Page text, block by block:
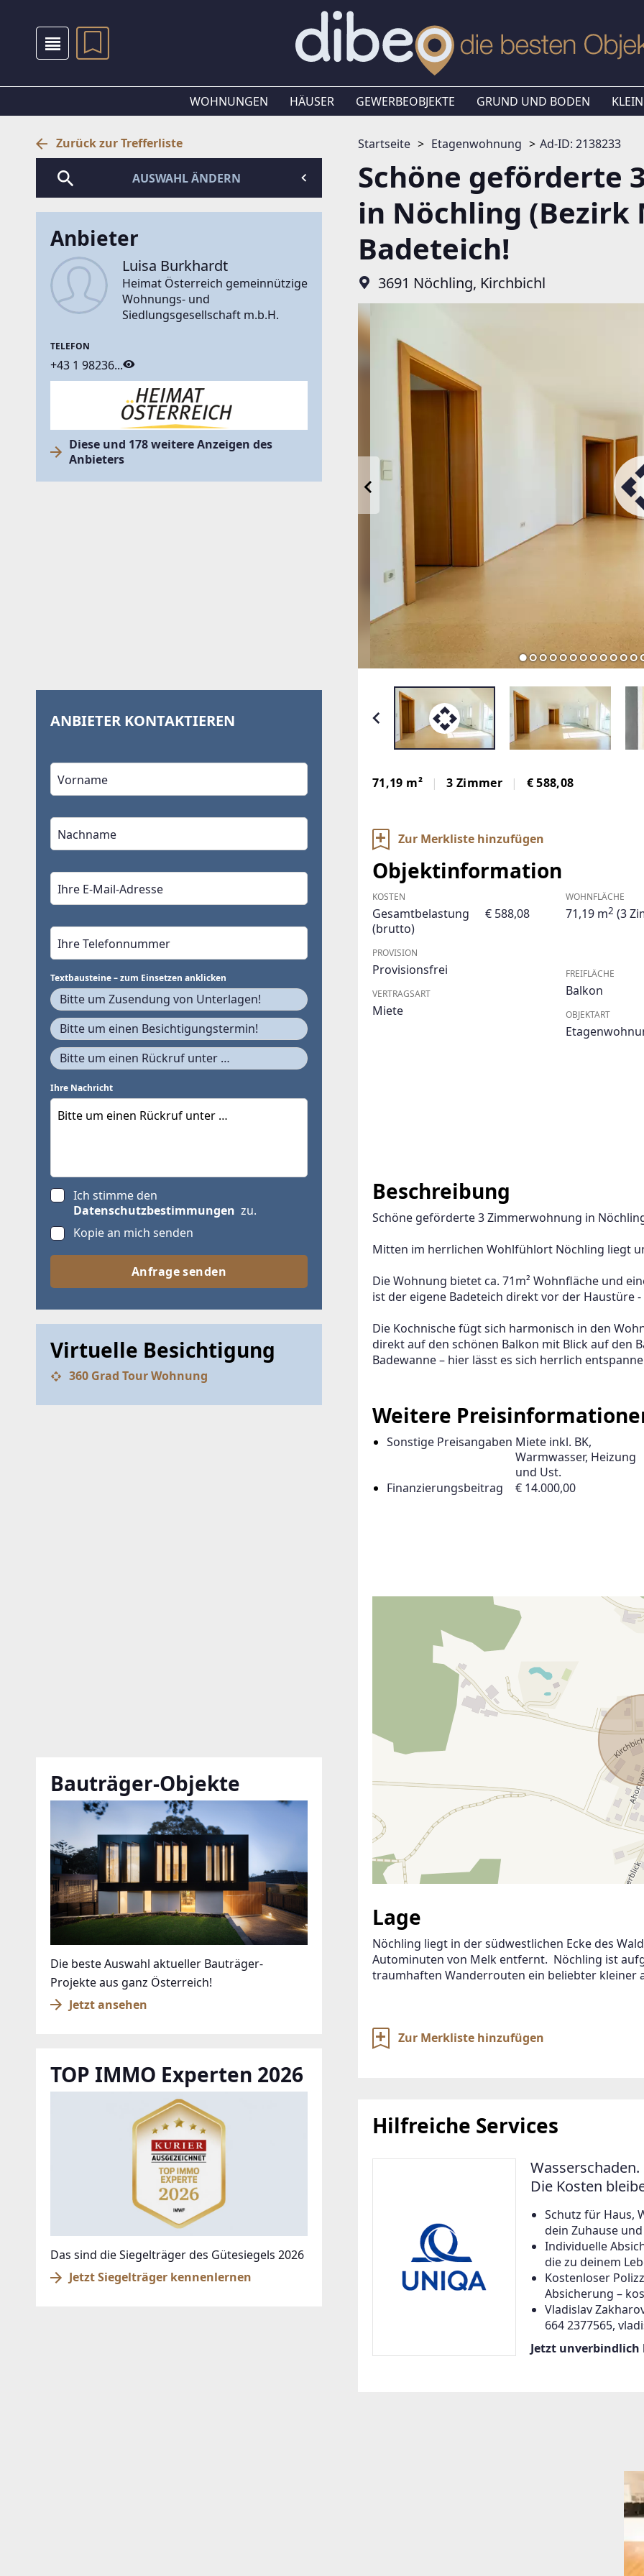
WOHNUNGEN HÄUSER GEWERBEOBJEKTE GRUND UND BODEN
Startseite Etagenwohnung Ad-ID: 2138233
Schöne geförderte
in Nöchling (Bezirk
Badeteich!
3691 Nöchling, Kirchbichl
71,19 m² 3 Zimmer € 588,08
Zur Merkliste hinzufügen
Objektinformation
KOSTEN
Gesamtbelastung
(brutto)
€ 588,08
PROVISION
Provisionsfrei
VERTRAGSART
Miete
WOHNFLÄCHE
71,19 m2 (3
FREIFLÄCHE
Balkon
OBJEKTART
Beschreibung
Schöne geförderte 3 Zimmerwohnung in
Mitten im herrlichen Wohlfühlort Nöchling liegt
Die Wohnung bietet ca. 71m² Wohnfläche und
ist der eigene Badeteich direkt vor der Haustüre
Die Kochnische fügt sich harmonisch in den
direkt auf den schönen Balkon mit Blick auf den
Badewanne – hier lässt es sich herrlich
Weitere
Sonstige Preisangaben Miete inkl. BK,
Warmwasser, Heizung
und Ust.
Finanzierungsbeitrag
€ 14.000,00
ANBIETER KONTAKTIEREN
Lage
Nöchling liegt in der südwestlichen Ecke des
Autominuten von Melk entfernt.  Nöchling ist
traumhaften Wanderrouten ein beliebter kleiner
Zur Merkliste hinzufügen
Hilfreiche Services
Die Kosten
Schutz für Haus,
dein Zuhause
Individuelle
die zu deinem
Kostenloser
Absicherung –
Vladislav
664 2377565,
Jetzt unverbindlich
Zurück zur Trefferliste
AUSWAHL ÄNDERN
Anbieter
Luisa Burkhardt
Heimat Österreich gemeinnützige
Wohnungs- und
Siedlungsgesellschaft m.b.H.
TELEFON
+43 1 98236...
Diese und 178 weitere Anzeigen des
Anbieters
ANBIETER KONTAKTIEREN
Textbausteine – zum Einsetzen anklicken
Bitte um Zusendung von Unterlagen!
Bitte um einen Besichtigungstermin!
Bitte um einen Rückruf unter …
Ihre Nachricht
Ich stimme den
Datenschutzbestimmungen zu.
Kopie an mich senden
Anfrage senden
Virtuelle Besichtigung
360 Grad Tour Wohnung
Bauträger-Objekte
Die beste Auswahl aktueller Bauträger-
Projekte aus ganz Österreich!
Jetzt ansehen
TOP IMMO Experten 2026
Das sind die Siegelträger des Gütesiegels 2026
Jetzt Siegelträger kennenlernen